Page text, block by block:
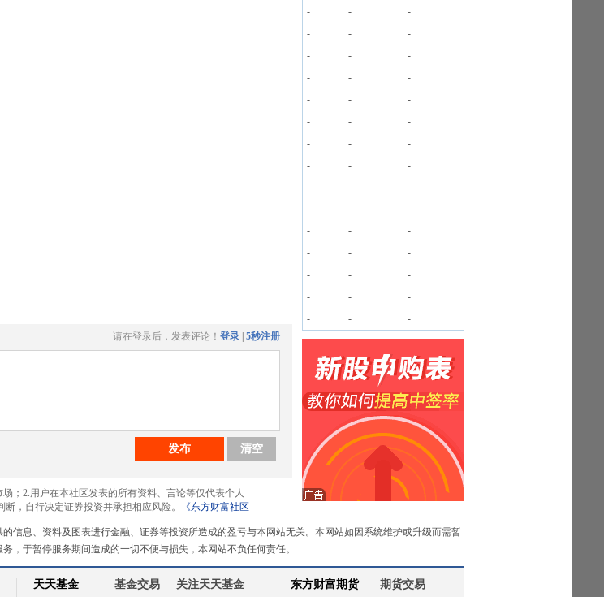
请在登录后，发表评论！ 登录 5秒注册
发布 清空
；2.用户在本社区发表的所有资料、言论等仅代表个人
，自行决定证券投资并承担相应风险。
《东方财富社区
-
-
-
-
-
-
-
-
-
-
-
-
-
-
-
-
-
-
-
-
-
-
-
-
-
-
-
-
-
-
-
-
-
-
-
-
-
-
-
-
-
-
-
- -
信息、资料及图表进行金融、证券等投资所造成的盈亏与本网站无关。本网站如因系统维护或升级而需暂
，于暂停服务期间造成的一切不便与损失，本网站不负任何责任。
天天基金 基金交易 关注天天基金 东方财富期货 期货交易